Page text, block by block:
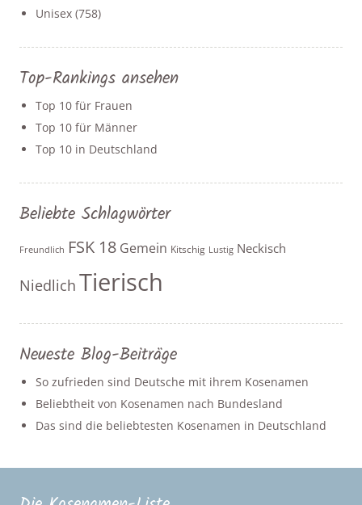
Unisex (758)
Top-Rankings ansehen
Top 10 für Frauen
Top 10 für Männer
Top 10 in Deutschland
Beliebte Schlagwörter
Freundlich FSK 18 Gemein Kitschig Lustig Neckisch
Niedlich Tierisch
Neueste Blog-Beiträge
So zufrieden sind Deutsche mit ihrem Kosenamen
Beliebtheit von Kosenamen nach Bundesland
Das sind die beliebtesten Kosenamen in Deutschland